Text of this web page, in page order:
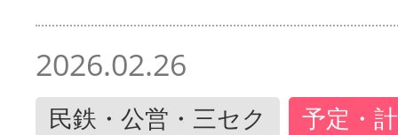
2026.02.26
民鉄・公営・三セク 予定・